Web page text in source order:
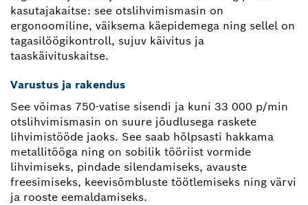
kasutajakaitse: see otslihvimismasin on
ergonoomiline, väiksema käepidemega ning sellel on
tagasilöögikontroll, sujuv käivitus ja
taaskäivituskaitse.
Varustus ja rakendus
See võimas 750-vatise sisendi ja kuni 33 000 p/min
otslihvimismasin on suure jõudlusega raskete
lihvimistööde jaoks. See saab hõlpsasti hakkama
metallitööga ning on sobilik tööriist vormide
lihvimiseks, pindade silendamiseks, avauste
freesimiseks, keevisõmbluste töötlemiseks ning värvi
ja rooste eemaldamiseks.